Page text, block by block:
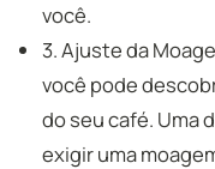
você.
3. Ajuste da
você pode
do seu café. Uma
exigir uma